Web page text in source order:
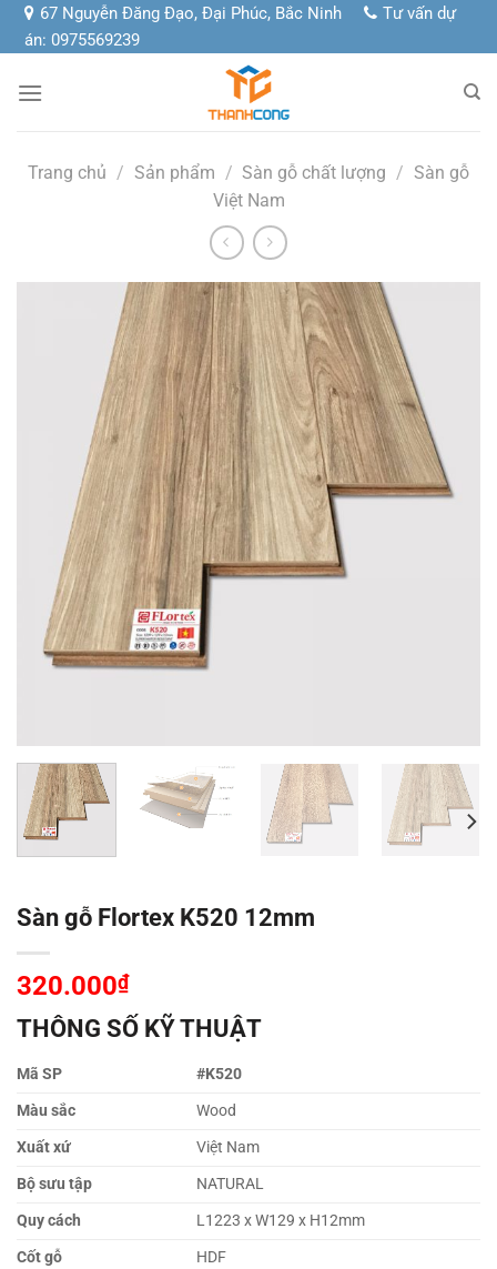
Chuyển
đến
dung
67 Nguyễn Đăng Đạo, Đại Phúc, Bắc Ninh
Tư vấn dự
án: 0975569239
Trang chủ / Sản phẩm / Sàn gỗ chất lượng / Sàn gỗ
Việt Nam
Sàn gỗ Flortex K520 12mm
320.000₫
THÔNG SỐ KỸ THUẬT
Mã SP
#K520
Màu sắc
Wood
Xuất xứ
Việt Nam
Bộ sưu tập
NATURAL
Quy cách
L1223 x W129 x H12mm
Cốt gỗ
HDF